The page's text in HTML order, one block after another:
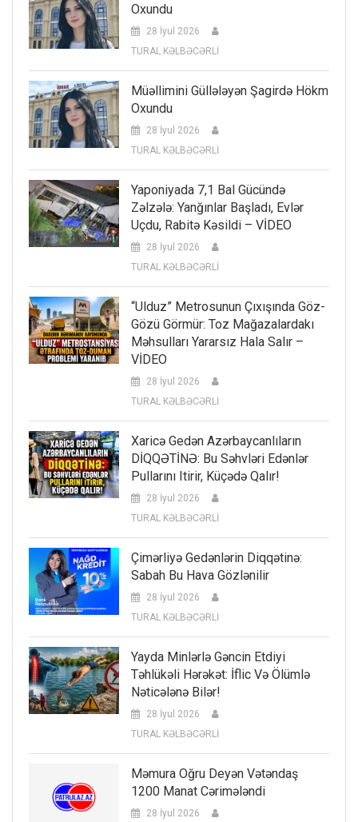
Oxundu
28 İyul 2026
TURAL KƏLBƏCƏRLİ
Müəllimini Güllələyən Şagirdə Hökm
Oxundu
28 İyul 2026
TURAL KƏLBƏCƏRLİ
Yaponiyada 7,1 Bal Gücündə
Zəlzələ: Yanğınlar Başladı, Evlər
Uçdu, Rabitə Kəsildi – VİDEO
28 İyul 2026
TURAL KƏLBƏCƏRLİ
“Ulduz” Metrosunun Çıxışında Göz-
Gözü Görmür: Toz Mağazalardakı
Məhsulları Yararsız Hala Salır –
VİDEO
28 İyul 2026
TURAL KƏLBƏCƏRLİ
Xaricə Gedən Azərbaycanlıların
DİQQƏTİNƏ: Bu Səhvləri Edənlər
Pullarını Itirir, Küçədə Qalır!
28 İyul 2026
TURAL KƏLBƏCƏRLİ
Çimərliyə Gedənlərin Diqqətinə:
Sabah Bu Hava Gözlənilir
28 İyul 2026
TURAL KƏLBƏCƏRLİ
Yayda Minlərlə Gəncin Etdiyi
Təhlükəli Hərəkət: İflic Və Ölümlə
Nəticələnə Bilər!
28 İyul 2026
TURAL KƏLBƏCƏRLİ
Məmura Oğru Deyən Vətəndaş
1200 Manat Cərimələndi
28 İyul 2026